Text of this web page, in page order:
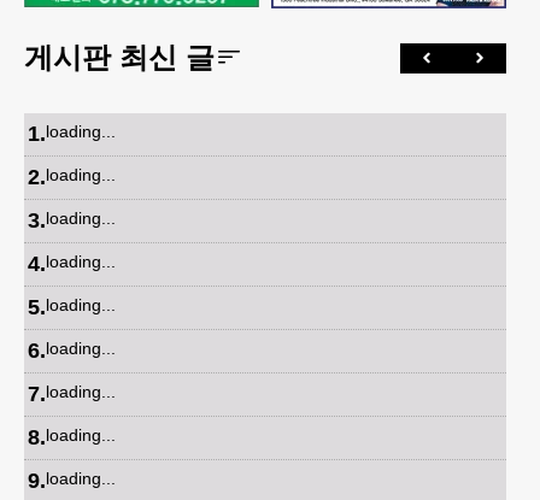
게시판 최신 글
1.loading...
2.loading...
3.loading...
4.loading...
5.loading...
6.loading...
7.loading...
8.loading...
9.loading...